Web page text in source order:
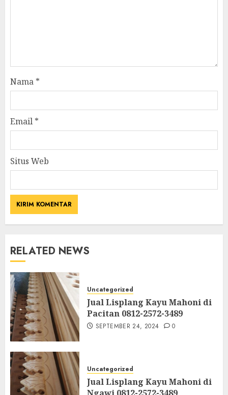
Nama *
Email *
Situs Web
RELATED NEWS
Uncategorized
Jual Lisplang Kayu Mahoni di
Pacitan 0812-2572-3489
SEPTEMBER 24, 2024 0
Uncategorized
Jual Lisplang Kayu Mahoni di
Ngawi 0812-2572-3489